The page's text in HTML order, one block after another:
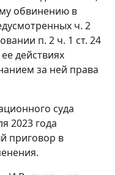
обвинению в
ч. 2
п. 2 ч. 1 ст. 24
действиях
за ней права
суда
2023 года
приговор в